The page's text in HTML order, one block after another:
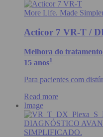
More Life. Made
Acticor 7 VR-T /
Melhora do
15 anos1
Para pacientes com
Read more
Image
DIAGNÓSTICO
SIMPLIFICADO.